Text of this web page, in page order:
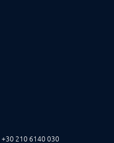
+30 210 6140 030